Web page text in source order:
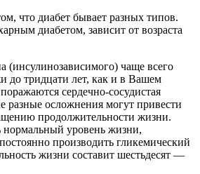
что диабет бывает разных типов.
диабетом, зависит от возраста
(инсулинозависимого) чаще всего
до тридцати лет, как и в Вашем
сердечно-сосудистая
разные осложнения могут привести
продолжительности жизни.
нормальный уровень жизни,
производить гликемический
жизни составит шестьдесят —